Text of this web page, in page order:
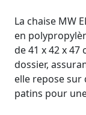
La chaise MW
en
de 41 x 42 x
dossier,
elle repose
patins pour